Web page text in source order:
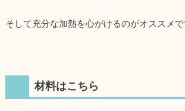
そして充分な加熱を心がけるのがオススメで
材料はこちら